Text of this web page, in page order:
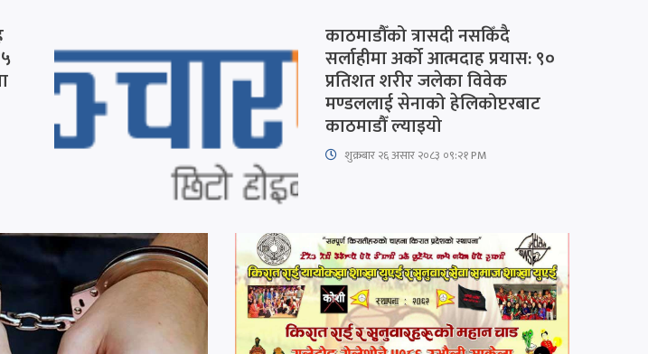
काठमाडौँको त्रासदी नसकिँदै
सर्लाहीमा अर्को आत्मदाह प्रयास: ९०
प्रतिशत शरीर जलेका विवेक
मण्डललाई सेनाको हेलिकोप्टरबाट
काठमाडौँ ल्याइयो
शुक्रबार​ २६ असार २०८३ ०९:२१ PM